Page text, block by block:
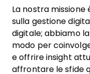
La nostra missione
sulla gestione
digitale; abbiamo
modo per
e offrire insight
affrontare le sfide